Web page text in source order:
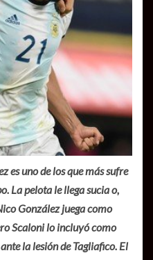
es uno de los que más sufre
La pelota le llega sucia o,
González juega como
Scaloni lo incluyó como
la lesión de Tagliafico. El